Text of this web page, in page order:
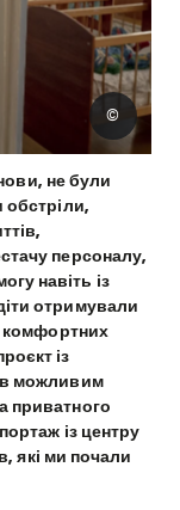
не були
обстріли,
персоналу,
навіть із
отримували
комфортних
із
можливим
приватного
із центру
які ми почали
©